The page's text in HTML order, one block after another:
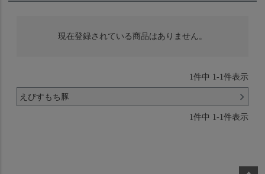
現在登録されている商品はありません。
1件中 1-1件表示
えびすもち豚
1件中 1-1件表示